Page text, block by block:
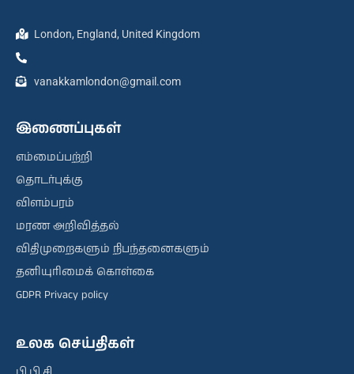
London, England, United Kingdom
vanakkamlondon@gmail.com
இணைப்புகள்
எம்மைப்பற்றி
தொடர்புக்கு
விளம்பரம்
மரண அறிவித்தல்
விதிமுறைகளும் நிபந்தனைகளும்
தனியுரிமைக் கொள்கை
GDPR Privacy policy
உலக செய்திகள்